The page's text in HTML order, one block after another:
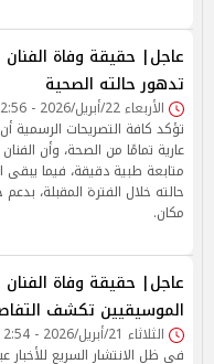
عاجل| حقيقة وفاة
تدهور حالته الصحية
الأربعاء 22/أبريل/2026 - 02:56 ص
تؤكد كافة التصريحات الرسمية
عارية تمامًا من الصحة، وأن
متابعة طبية دقيقة، فيما
حالته خلال الفترة المقبلة،
مكان.
عاجل| حقيقة وفاة
الموسيقيين تكشف
الثلاثاء 21/أبريل/2026 - 12:54 ص
في ظل الانتشار السريع للأخبار